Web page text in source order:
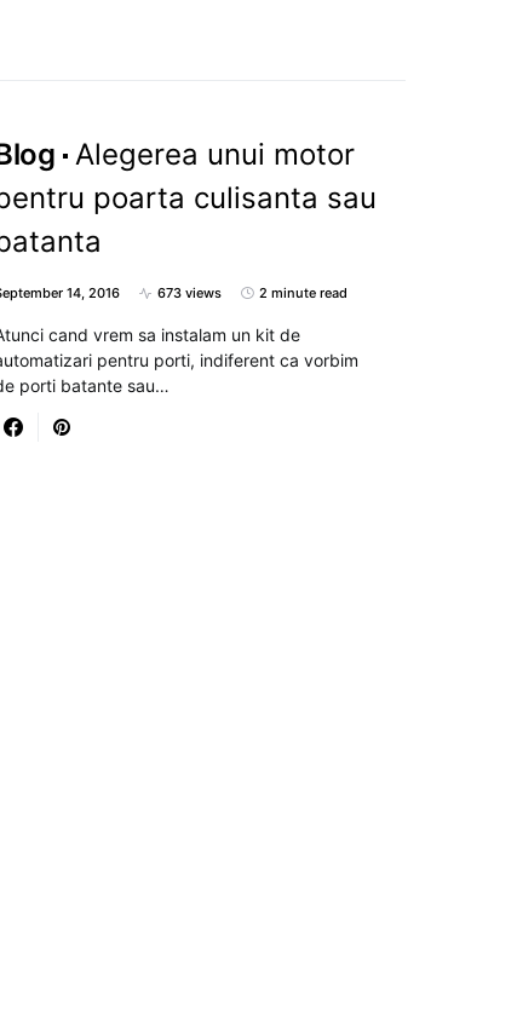
Alegerea unui motor
poarta culisanta sau
14, 2016 673 views 2 minute read
cand vrem sa instalam un kit de
pentru porti, indiferent ca vorbim
porti batante sau…